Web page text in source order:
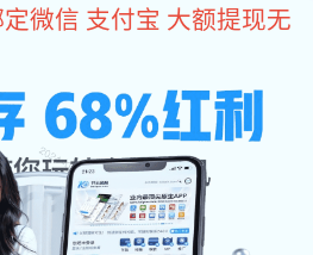
400-618-1990